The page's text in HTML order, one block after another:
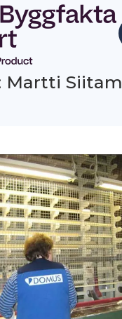
Martti Siitam